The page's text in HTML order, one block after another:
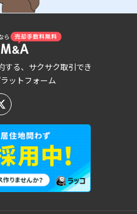
する、サクサク取引でき
ットフォーム